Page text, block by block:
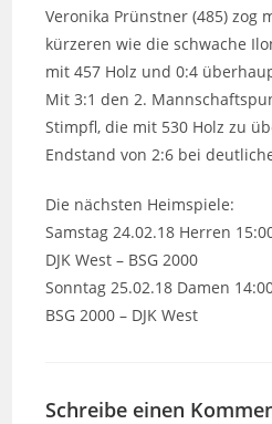
Veronika Prünstner (485) zog
kürzeren wie die schwache
mit 457 Holz und 0:4
Mit 3:1 den 2.
Stimpfl, die mit 530 Holz zu
Endstand von 2:6 bei
Die nächsten Heimspiele:
Samstag 24.02.18 Herren
DJK West – BSG 2000
Sonntag 25.02.18 Damen
BSG 2000 – DJK West
Schreibe einen